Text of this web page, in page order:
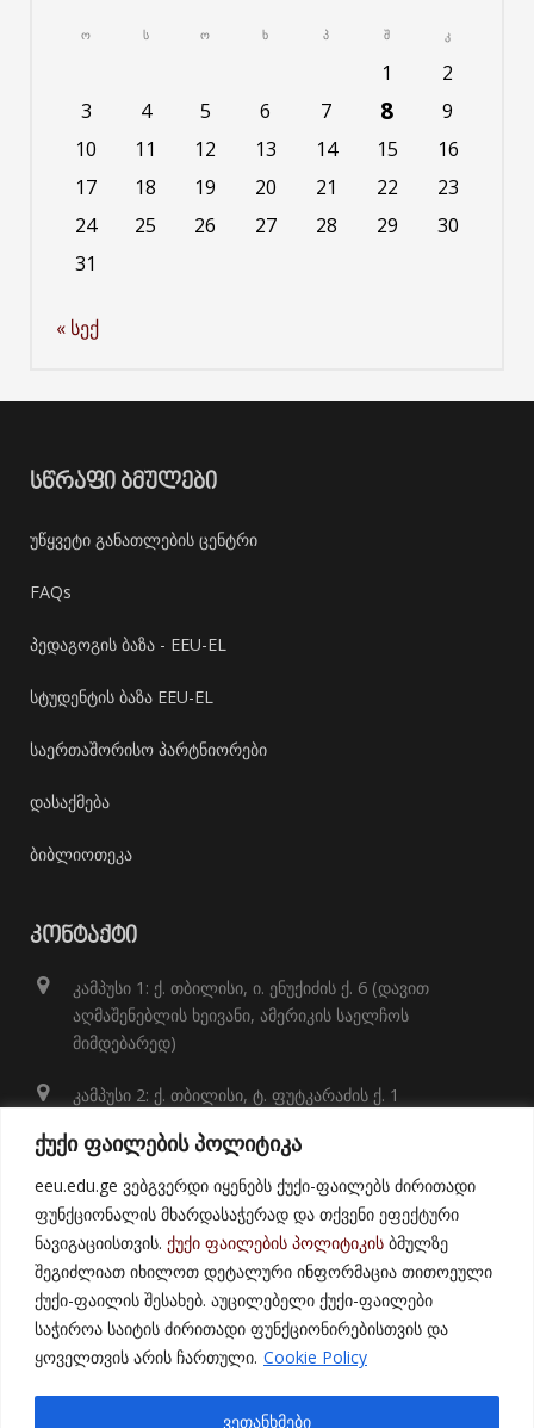
ქუქი ფაილების პოლიტიკა
eeu.edu.ge ვებგვერდი იყენებს ქუქი-ფაილებს ძირითადი
ფუნქციონალის მხარდასაჭერად და თქვენი ეფექტური
ნავიგაციისთვის. ქუქი ფაილების პოლიტიკის ბმულზე
შეგიძლიათ იხილოთ დეტალური ინფორმაცია თითოეული
ქუქი-ფაილის შესახებ. აუცილებელი ქუქი-ფაილები
საჭიროა საიტის ძირითადი ფუნქციონირებისთვის და
ყოველთვის არის ჩართული. Cookie Policy
ვეთანხმები
ო ს ო ხ პ შ კ
1
2
3
4 5 6 7 8
9
10
11 12 13 14 15
16
17
18 19 20 21 22
23
24
25 26 27 28 29
30
31
« სექ
ᲡᲬᲠᲐᲤᲘ ᲑᲛᲣᲚᲔᲑᲘ
უწყვეტი განათლების ცენტრი
FAQs
პედაგოგის ბაზა - EEU-EL
სტუდენტის ბაზა EEU-EL
საერთაშორისო პარტნიორები
დასაქმება
ბიბლიოთეკა
ᲙᲝᲜᲢᲐᲥᲢᲘ
კამპუსი 1: ქ. თბილისი, ი. ენუქიძის ქ. 6 (დავით
აღმაშენებლის ხეივანი, ამერიკის საელჩოს
მიმდებარედ)
კამპუსი 2: ქ. თბილისი, ტ. ფუტკარაძის ქ. 1
+995 32 248 01 41;
info@eeu.edu.ge
East European University